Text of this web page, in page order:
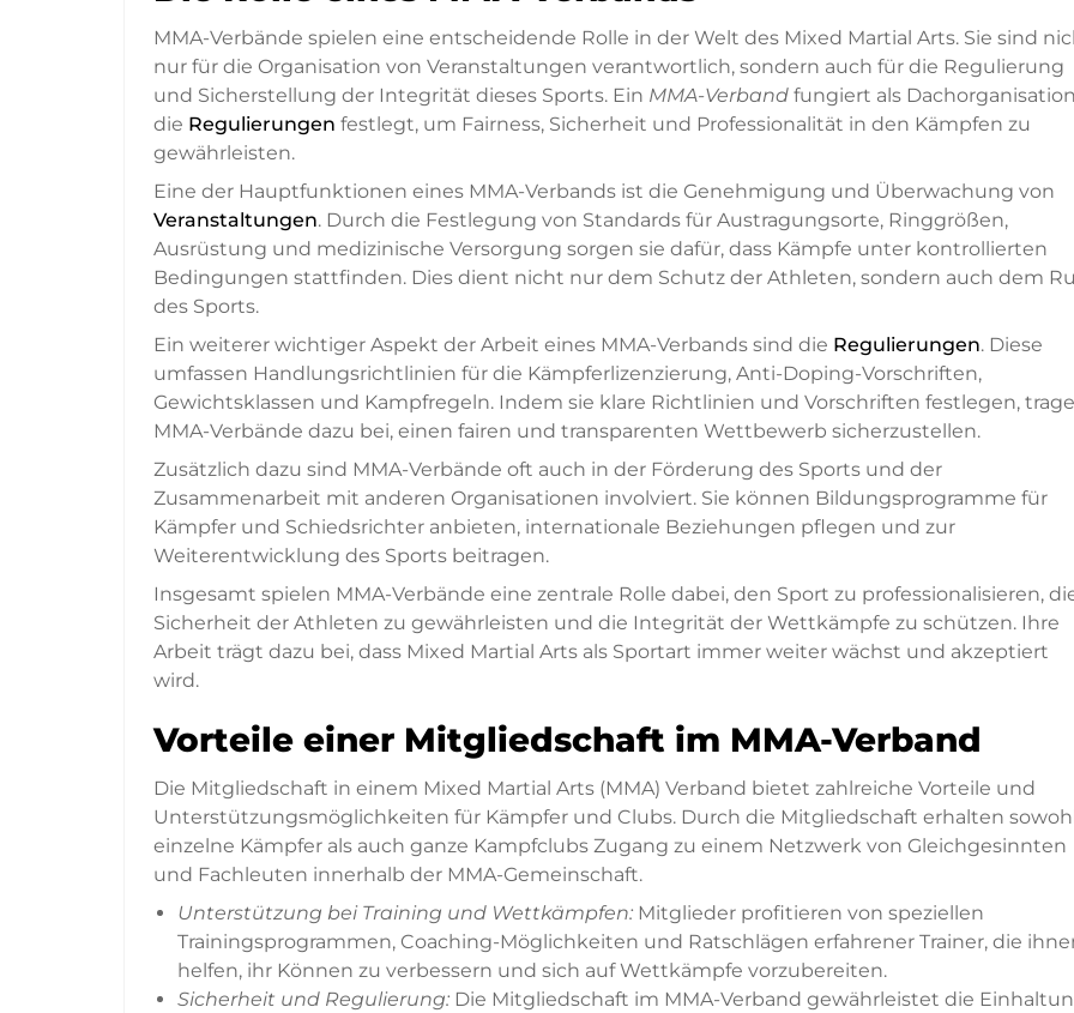
MMA-Verbände spielen eine entscheidende Rolle in der Welt des Mixed Martial Arts. Sie sind
nur für die Organisation von Veranstaltungen verantwortlich, sondern auch für die Regulierung
und Sicherstellung der Integrität dieses Sports. Ein MMA-Verband fungiert als
die Regulierungen festlegt, um Fairness, Sicherheit und Professionalität in den Kämpfen zu
gewährleisten.
Eine der Hauptfunktionen eines MMA-Verbands ist die Genehmigung und Überwachung von
Veranstaltungen. Durch die Festlegung von Standards für Austragungsorte, Ringgrößen,
Ausrüstung und medizinische Versorgung sorgen sie dafür, dass Kämpfe unter kontrollierten
Bedingungen stattfinden. Dies dient nicht nur dem Schutz der Athleten, sondern auch dem
des Sports.
Ein weiterer wichtiger Aspekt der Arbeit eines MMA-Verbands sind die Regulierungen. Diese
umfassen Handlungsrichtlinien für die Kämpferlizenzierung, Anti-Doping-Vorschriften,
Gewichtsklassen und Kampfregeln. Indem sie klare Richtlinien und Vorschriften festlegen,
MMA-Verbände dazu bei, einen fairen und transparenten Wettbewerb sicherzustellen.
Zusätzlich dazu sind MMA-Verbände oft auch in der Förderung des Sports und der
Zusammenarbeit mit anderen Organisationen involviert. Sie können Bildungsprogramme für
Kämpfer und Schiedsrichter anbieten, internationale Beziehungen pflegen und zur
Weiterentwicklung des Sports beitragen.
Insgesamt spielen MMA-Verbände eine zentrale Rolle dabei, den Sport zu professionalisieren,
Sicherheit der Athleten zu gewährleisten und die Integrität der Wettkämpfe zu schützen. Ihre
Arbeit trägt dazu bei, dass Mixed Martial Arts als Sportart immer weiter wächst und akzeptiert
wird.
Vorteile einer Mitgliedschaft im MMA-Verband
Die Mitgliedschaft in einem Mixed Martial Arts (MMA) Verband bietet zahlreiche Vorteile und
Unterstützungsmöglichkeiten für Kämpfer und Clubs. Durch die Mitgliedschaft erhalten
einzelne Kämpfer als auch ganze Kampfclubs Zugang zu einem Netzwerk von Gleichgesinnten
und Fachleuten innerhalb der MMA-Gemeinschaft.
Unterstützung bei Training und Wettkämpfen: Mitglieder profitieren von speziellen
Trainingsprogrammen, Coaching-Möglichkeiten und Ratschlägen erfahrener Trainer, die
helfen, ihr Können zu verbessern und sich auf Wettkämpfe vorzubereiten.
Sicherheit und Regulierung: Die Mitgliedschaft im MMA-Verband gewährleistet die